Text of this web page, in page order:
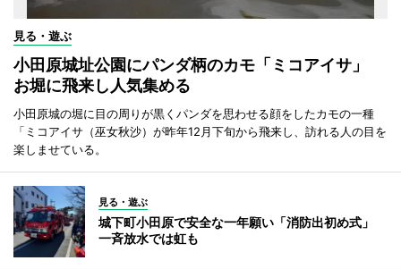
見る・遊ぶ
小田原城址公園にパンダ柄のカモ「ミコアイサ」
お堀に飛来し人気集める
小田原城の堀に目の周りが黒くパンダを思わせる顔をしたカモの一種
「ミコアイサ（巫女秋沙）が昨年12月下旬から飛来し、訪れる人の目を
楽しませている。
見る・遊ぶ
城下町小田原で安全な一年願い「消防出初め式」
一斉放水では虹も